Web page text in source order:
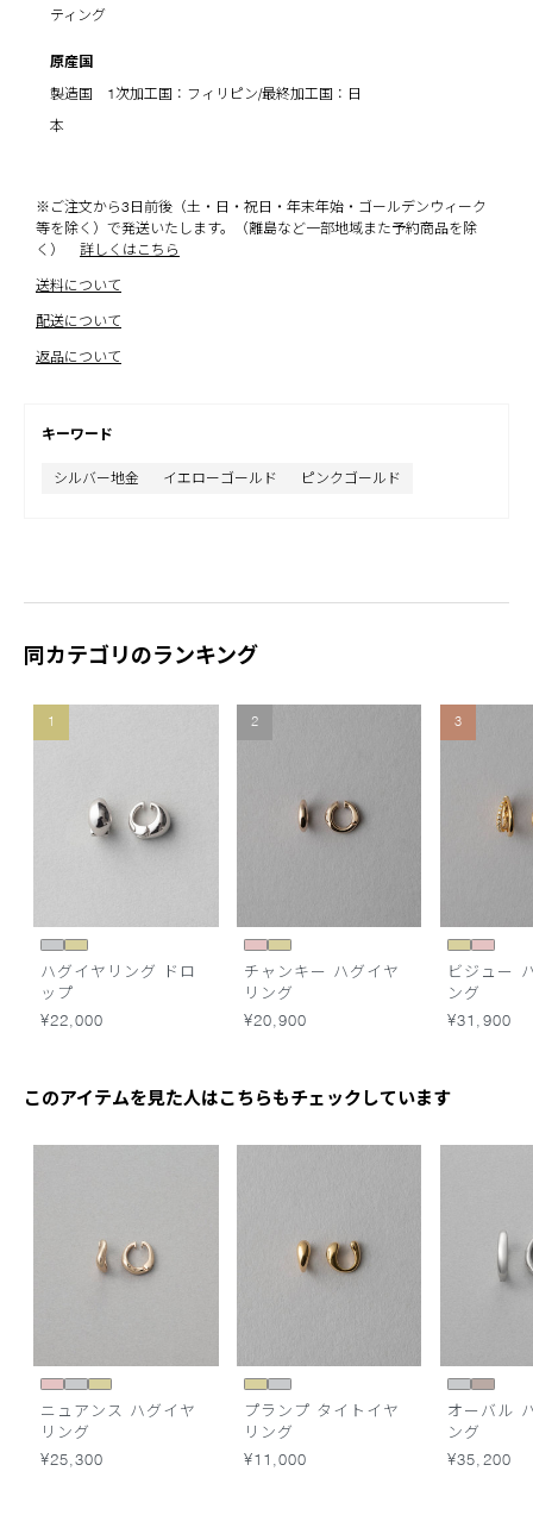
ティング
原産国
製造国 1次加工国：フィリピン/最終加工国：日
本
※ご注文から3日前後（土・日・祝日・年末年始・ゴールデンウィーク
等を除く）で発送いたします。（離島など一部地域また予約商品を除
く）
詳しくはこちら
送料について
配送について
返品について
キーワード
シルバー地金 イエローゴールド ピンクゴールド
同カテゴリのランキング
1
ハグイヤリング ドロ
ップ
¥22,000
2
チャンキー ハグイヤ
リング
¥20,900
3
ビジュー
ング
¥31,900
このアイテムを見た人はこちらもチェックしています
ニュアンス ハグイヤ
リング
¥25,300
プランプ タイトイヤ
リング
¥11,000
オーバル
ング
¥35,200